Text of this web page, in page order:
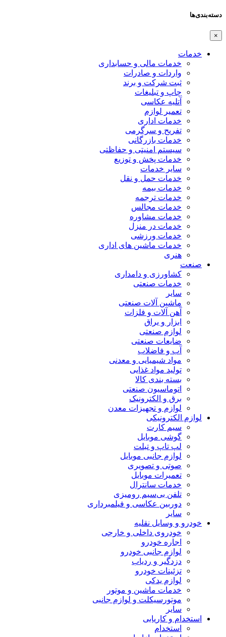
دسته‌بندی‌ها
×
خدمات
خدمات مالی و حسابداری
واردات و صادرات
ثبت شرکت و برند
چاپ و تبلیغات
آتلیه عکاسی
تعمیر لوازم
خدمات اداری
تفریح و سرگرمی
خدمات بازرگانی
سیستم امنیتی و حفاظتی
خدمات پخش و توزیع
سایر خدمات
خدمات حمل و نقل
خدمات بیمه
خدمات ترجمه
خدمات مجالس
خدمات مشاوره
خدمات در منزل
خدمات ورزشی
خدمات ماشین های اداری
هنری
صنعت
کشاورزی و دامداری
خدمات صنعتی
سایر
ماشین آلات صنعتی
آهن آلات و فلزات
ابزار و یراق
لوازم صنعتی
ضایعات صنعتی
آب و فاضلاب
مواد شیمیایی و معدنی
تولید مواد غذایی
بسته بندی کالا
اتوماسیون صنعتی
برق و الکترونیک
لوازم و تجهیزات معدن
لوازم الکترونیکی
سیم کارت
گوشی موبایل
لپ تاپ و تبلت
لوازم جانبی موبایل
صوتی و تصویری
تعمیرات موبایل
خدمات سانترال
تلفن بی‌سیم رومیزی
دوربین عکاسی و فیلمبرداری
سایر
خودرو و وسایل نقلیه
خودروی داخلی و خارجی
اجاره خودرو
لوازم جانبی خودرو
دزدگیر و ردیاب
تزئینات خودرو
لوازم یدکی
خدمات ماشین و موتور
موتورسیکلت و لوازم جانبی
سایر
استخدام و کاریابی
استخدام